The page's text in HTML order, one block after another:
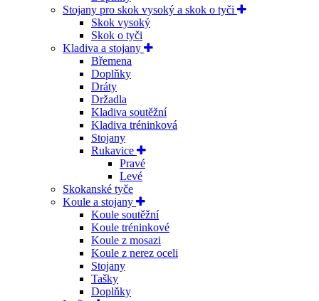
Stojany pro skok vysoký a skok o tyči
Skok vysoký
Skok o tyči
Kladiva a stojany
Břemena
Doplňky
Dráty
Držadla
Kladiva soutěžní
Kladiva tréninková
Stojany
Rukavice
Pravé
Levé
Skokanské tyče
Koule a stojany
Koule soutěžní
Koule tréninkové
Koule z mosazi
Koule z nerez oceli
Stojany
Tašky
Doplňky